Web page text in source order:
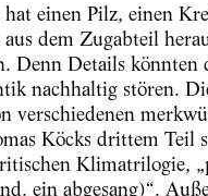
einen Pilz, einen
dem Zugabteil
Denn Details könnten
nachhaltig stören.
verschiedenen
Köcks drittem Teil
Klimatrilogie,
ein abgesang)“.